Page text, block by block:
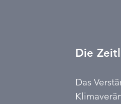
Die
Das